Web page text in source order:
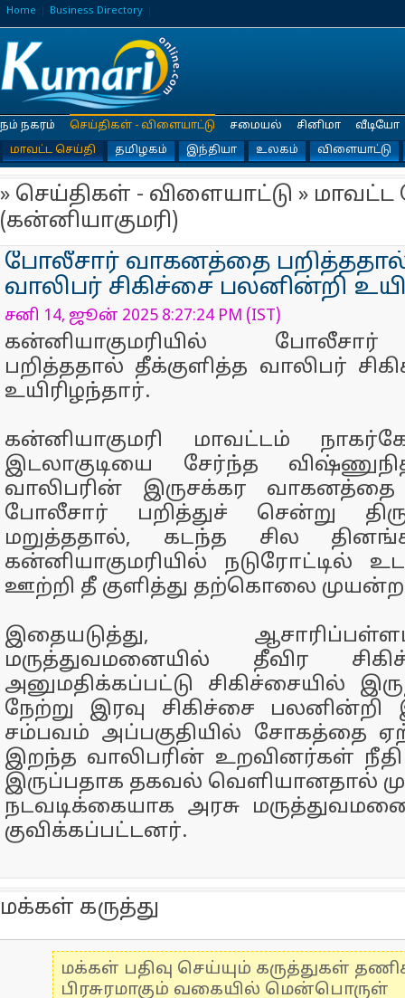
Home Business Directory
நம் நகரம்
செய்திகள் - விளையாட்டு
மாவட்ட செய்தி
தமிழகம் இந்தியா உலகம் விளையாட்டு
சமையல் சினிமா வீடியோ
» செய்திகள் - விளையாட்டு » மாவட்ட
(கன்னியாகுமரி)
போலீசார் வாகனத்தை பறித்ததால்
வாலிபர் சிகிச்சை பலனின்றி
சனி 14, ஜூன் 2025 8:27:24 PM (IST)
கன்னியாகுமரியில்
பறித்ததால் தீக்குளித்த வாலிபர்
உயிரிழந்தார்.
கன்னியாகுமரி மாவட்டம்
இடலாகுடியை சேர்ந்த
வாலிபரின் இருசக்கர வாகனத்தை
போலீசார் பறித்துச் சென்று
மறுத்ததால், கடந்த சில
கன்னியாகுமரியில் நடுரோட்டில்
ஊற்றி தீ குளித்து தற்கொலை
இதையடுத்து,
மருத்துவமனையில் தீவிர
அனுமதிக்கப்பட்டு சிகிச்சையில்
நேற்று இரவு சிகிச்சை
சம்பவம் அப்பகுதியில் சோகத்தை
இறந்த வாலிபரின் உறவினர்கள்
இருப்பதாக தகவல் வெளியானதால்
நடவடிக்கையாக அரசு
குவிக்கப்பட்டனர்.
மக்கள் கருத்து
மக்கள் பதிவு செய்யும் கருத்துகள்
பிரசுரமாகும் வகையில் மென்பொருள்